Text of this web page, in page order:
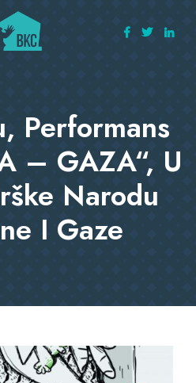
Performans
– GAZA“, U
Narodu
I Gaze